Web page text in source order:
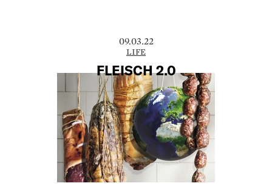
09.03.22
LIFE
FLEISCH 2.0